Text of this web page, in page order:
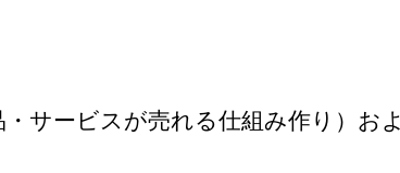
サービスが売れる仕組み作り）およ